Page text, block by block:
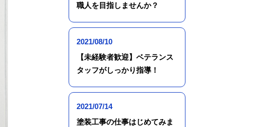
職人を目指しませんか？
2021/08/10
【未経験者歓迎】ベテランス
タッフがしっかり指導！
2021/07/14
塗装工事の仕事はじめてみま